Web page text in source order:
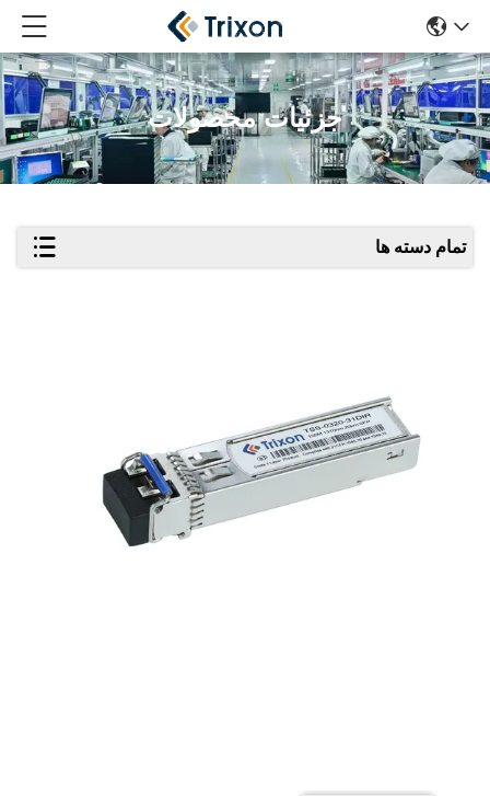
جزئیات محصولات
تمام دسته ها